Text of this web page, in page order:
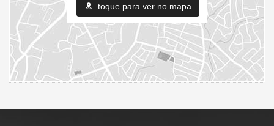
toque para ver no mapa